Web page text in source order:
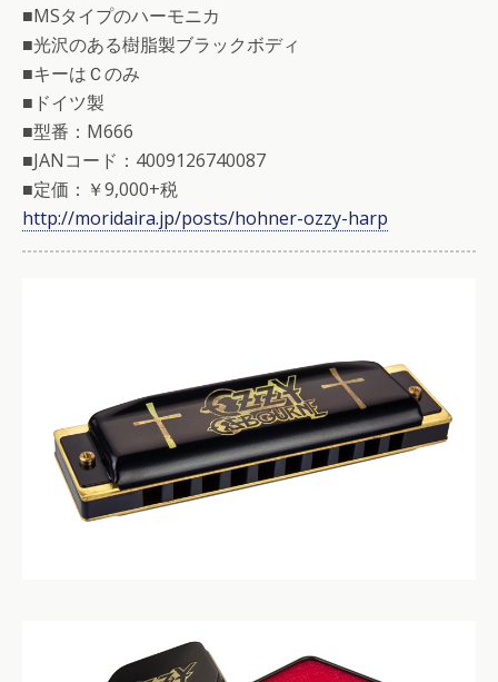
■MSタイプのハーモニカ
■光沢のある樹脂製ブラックボディ
■キーはＣのみ
■ドイツ製
■型番：M666
■JANコード：4009126740087
■定価：￥9,000+税
http://moridaira.jp/posts/hohner-ozzy-harp